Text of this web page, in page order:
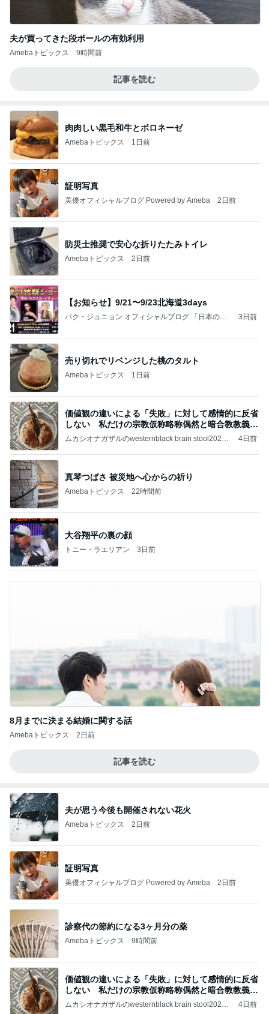
夫が買ってきた段ボールの有効利用
Amebaトピックス 9時間前
記事を読む
肉肉しい黒毛和牛とボロネーゼ
Amebaトピックス 1日前
証明写真
美優オフィシャルブログ Powered by Ameba 2日前
防災士推奨で安心な折りたたみトイレ
Amebaトピックス 2日前
【お知らせ】9/21〜9/23北海道3days
パク・ジュニョン オフィシャルブログ 「日本の
3日前
売り切れでリベンジした桃のタルト
Amebaトピックス 1日前
価値観の違いによる「失敗」に対して感情的に反省
しない 私だけの宗教仮称略称偶然と暗合教教義候
補
ムカシオナガザルのwesternblack brain stool2024
ガザル
4日前
真琴つばさ 被災地へ心からの祈り
Amebaトピックス 22時間前
大谷翔平の裏の顔
トニー・ラエリアン 3日前
8月までに決まる結婚に関する話
Amebaトピックス 2日前
記事を読む
夫が思う今後も開催されない花火
Amebaトピックス 2日前
証明写真
美優オフィシャルブログ Powered by Ameba 2日前
診察代の節約になる3ヶ月分の薬
Amebaトピックス 9時間前
価値観の違いによる「失敗」に対して感情的に反省
しない 私だけの宗教仮称略称偶然と暗合教教義候
補
ムカシオナガザルのwesternblack brain stool2024
4日前